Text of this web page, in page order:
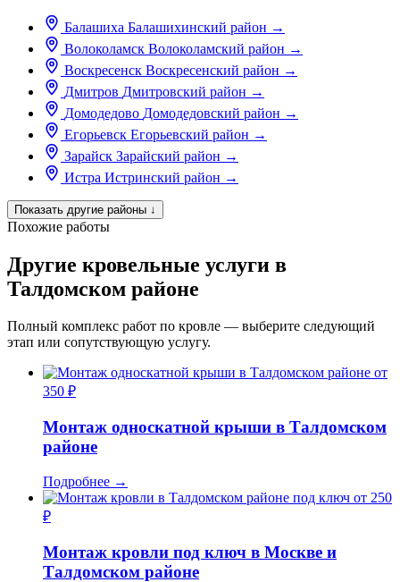
Балашиха Балашихинский район →
Волоколамск Волоколамский район →
Воскресенск Воскресенский район →
Дмитров Дмитровский район →
Домодедово Домодедовский район →
Егорьевск Егорьевский район →
Зарайск Зарайский район →
Истра Истринский район →
Показать другие районы ↓
Похожие работы
Другие кровельные услуги в
Талдомском районе
Полный комплекс работ по кровле — выберите следующий
этап или сопутствующую услугу.
от
350 ₽
Монтаж односкатной крыши в Талдомском
районе
Подробнее →
от 250
₽
Монтаж кровли под ключ в Москве и
Талдомском районе